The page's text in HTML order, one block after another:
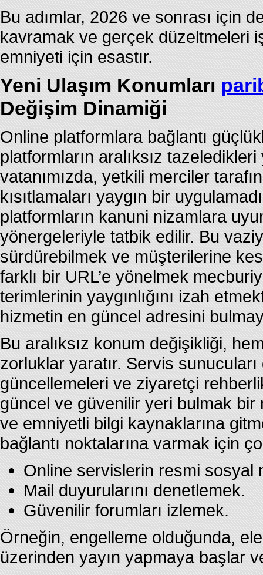
Bu adımlar, 2026 ve sonrası için
kavramak ve gerçek düzeltmeleri
emniyeti için esastır.
Yeni Ulaşım Konumları
Değişim Dinamiği
Online platformlara bağlantı
platformların aralıksız
vatanımızda, yetkili merciler
kısıtlamaları yaygın bir
platformların kanuni nizamlara
yönergeleriyle tatbik edilir. Bu
sürdürebilmek ve müşterilerine
farklı bir URL’e yönelmek
terimlerinin yaygınlığını izah
hizmetin en güncel adresini
Bu aralıksız konum değişikliği,
zorluklar yaratır. Servis
güncellemeleri ve ziyaretçi
güncel ve güvenilir yeri bulmak bir
ve emniyetli bilgi kaynaklarına
bağlantı noktalarına varmak için
Online servislerin resmi sosyal
Mail duyurularını denetlemek.
Güvenilir forumları izlemek.
Örneğin, engelleme olduğunda,
üzerinden yayın yapmaya başlar